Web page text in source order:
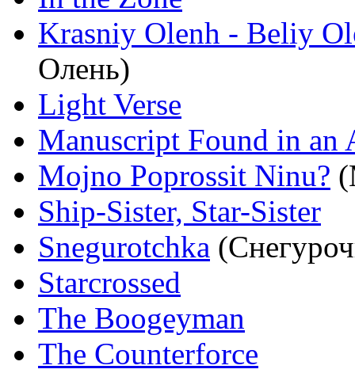
Krasniy Olenh - Beliy
Олень)
Light Verse
Manuscript Found in an
Mojno Poprossit Ninu?
Ship-Sister, Star-Sister
Snegurotchka
Starcrossed
The Boogeyman
The Counterforce